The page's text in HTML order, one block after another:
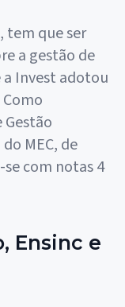
tem que ser
a gestão de
a Invest adotou
Gestão
MEC, de
com notas 4
Ensinc e